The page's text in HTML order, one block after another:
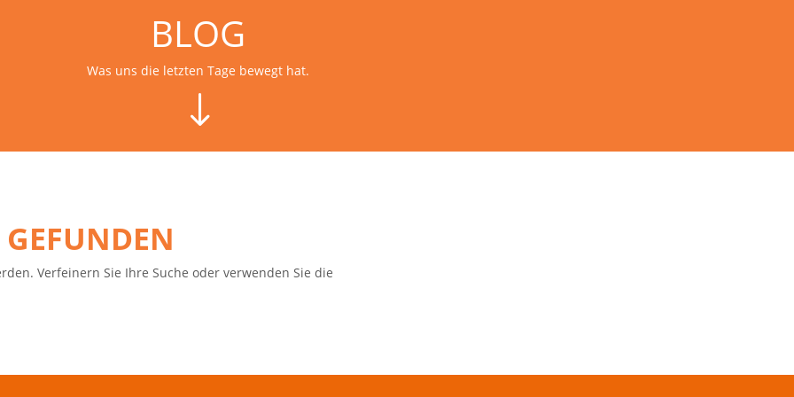
BLOG
Was uns die letzten Tage bewegt hat.
"
Verfeinern Sie Ihre Suche oder verwenden Sie die